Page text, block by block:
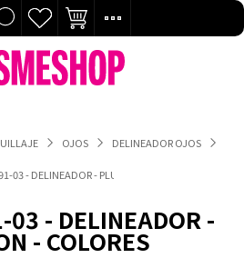
OJOS DELINEADOR OJOS
03 - DELINEADOR - PLUMON - COLORES
- DELINEADOR -
- COLORES